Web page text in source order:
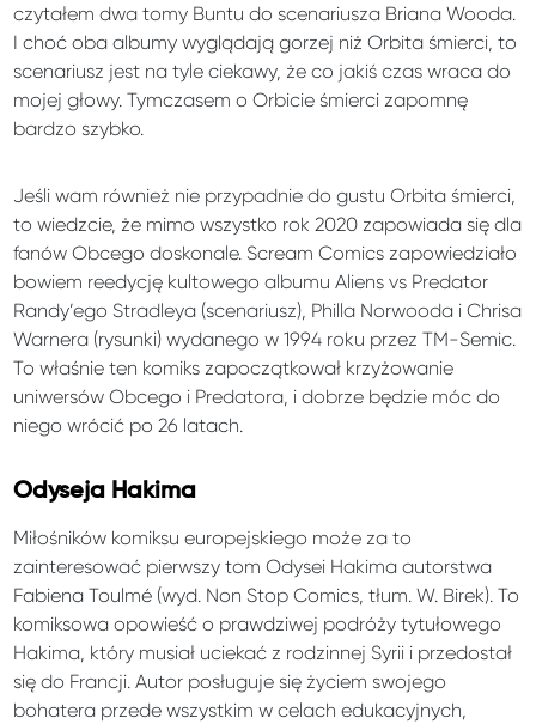
czytałem dwa tomy Buntu do scenariusza Briana Wooda.
I choć oba albumy wyglądają gorzej niż Orbita śmierci, to
scenariusz jest na tyle ciekawy, że co jakiś czas wraca do
mojej głowy. Tymczasem o Orbicie śmierci zapomnę
bardzo szybko.
Jeśli wam również nie przypadnie do gustu Orbita śmierci,
to wiedzcie, że mimo wszystko rok 2020 zapowiada się dla
fanów Obcego doskonale. Scream Comics zapowiedziało
bowiem reedycję kultowego albumu Aliens vs Predator
Randy’ego Stradleya (scenariusz), Philla Norwooda i Chrisa
Warnera (rysunki) wydanego w 1994 roku przez TM-Semic.
To właśnie ten komiks zapoczątkował krzyżowanie
uniwersów Obcego i Predatora, i dobrze będzie móc do
niego wrócić po 26 latach.
Odyseja Hakima
Miłośników komiksu europejskiego może za to
zainteresować pierwszy tom Odysei Hakima autorstwa
Fabiena Toulmé (wyd. Non Stop Comics, tłum. W. Birek). To
komiksowa opowieść o prawdziwej podróży tytułowego
Hakima, który musiał uciekać z rodzinnej Syrii i przedostał
się do Francji. Autor posługuje się życiem swojego
bohatera przede wszystkim w celach edukacyjnych,